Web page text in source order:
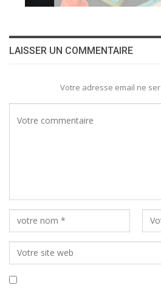
LAISSER UN COMMENTAIRE
Votre adresse email ne